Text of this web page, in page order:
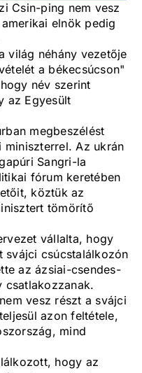
Csin-ping nem vesz
elnök pedig
világ néhány vezetője
a békecsúcson"
név szerint
az Egyesült
megbeszélést
Az ukrán
Sangri-la
fórum keretében
köztük az
tömörítő
vállalta, hogy
svájci csúcstalálkozón
az ázsiai-csendes-
csatlakozzanak.
vesz részt a svájci
azon feltétele,
mind
hogy az